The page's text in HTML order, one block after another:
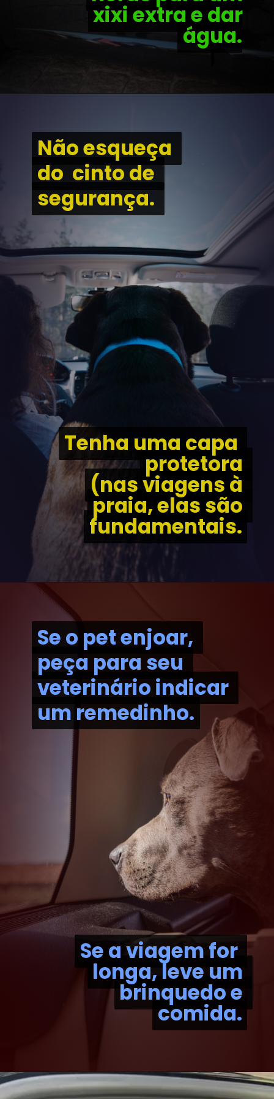
xixi extra e dar
água.
xixi extra e dar
água.
Não esqueça
do  cinto de
segurança.
Não esqueça
do  cinto de
segurança.
Tenha uma capa
protetora
(nas viagens à
praia, elas são
fundamentais.
Tenha uma capa
protetora
(nas viagens à
praia, elas são
fundamentais.
Se o pet enjoar,
peça para seu
veterinário indicar
um remedinho.
Se o pet enjoar,
peça para seu
veterinário indicar
um remedinho.
Se a viagem for
longa, leve um
brinquedo e
comida.
Se a viagem for
longa, leve um
brinquedo e
comida.